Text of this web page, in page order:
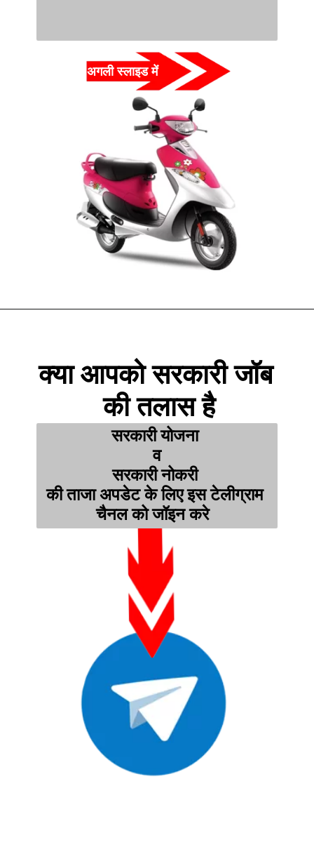
अगली स्लाइड में
सरकारी योजना
व
सरकारी नोकरी
की ताजा अपडेट के लिए इस टेलीग्राम
चैनल को जॉइन करे
क्या आपको सरकारी जॉब
की तलास है